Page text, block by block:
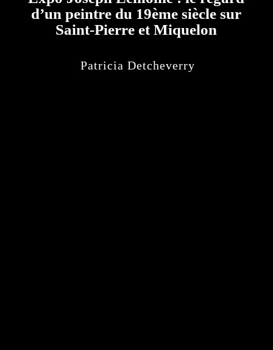
d’un peintre du 19ème siècle sur
Saint-Pierre et Miquelon
Patricia Detcheverry